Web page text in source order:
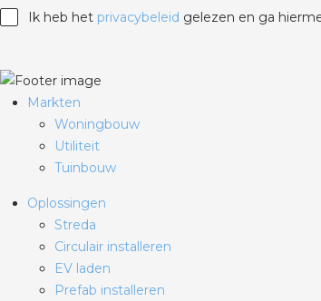
Ik heb het privacybeleid gelezen en ga
Markten
Woningbouw
Utiliteit
Tuinbouw
Oplossingen
Streda
Circulair installeren
EV laden
Prefab installeren